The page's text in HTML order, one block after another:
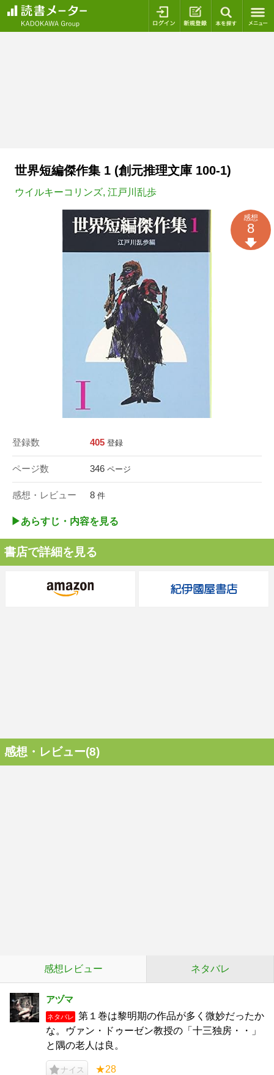
ログイン 新規登録
世界短編傑作集 1 (創元推理文庫 100-1)
ウイルキーコリンズ, 江戸川乱歩
登録数 405 登録
ページ数 346 ページ
感想・レビュー 8 件
感想
8
▶︎あらすじ・内容を見る
書店で詳細を見る
感想・レビュー(8)
感想レビュー ネタバレ
アヅマ
ネタバレ
第１巻は黎明期の作品が多く微妙だったか
な。ヴァン・ドゥーゼン教授の「十三独房・・」
と隅の老人は良。
ナイス ★28